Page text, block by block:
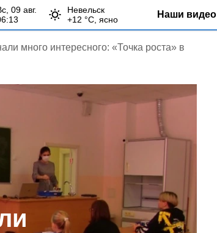
вс, 09 авг.
Невельск
+12 °С, ясно Наши видео
много интересного: «Точка роста» в